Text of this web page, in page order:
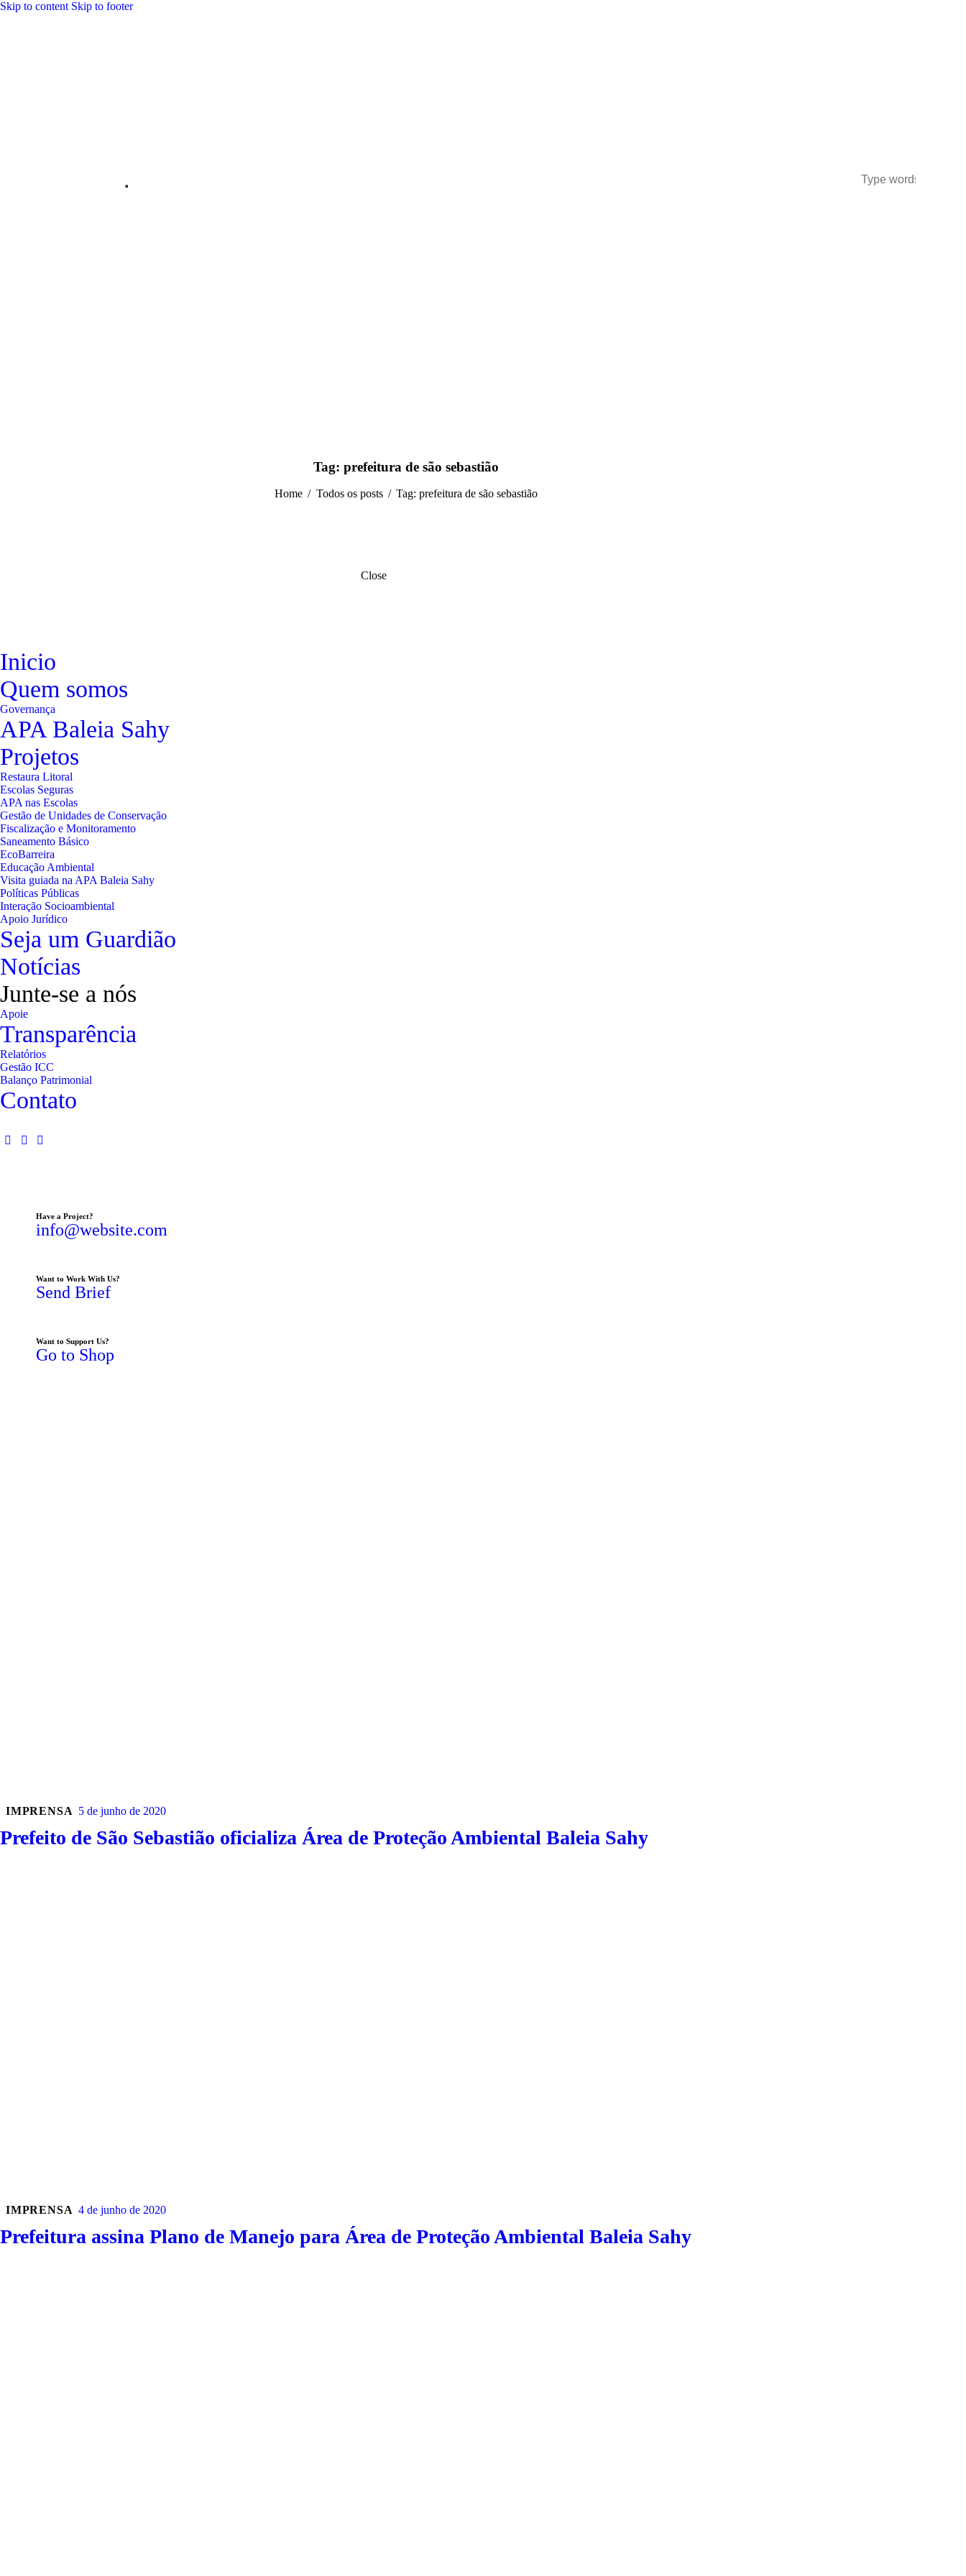
Skip to content Skip to footer
Tag: prefeitura de são sebastião
Home Todos os posts Tag: prefeitura de são sebastião
Close
Inicio
Quem somos
Governança
APA Baleia Sahy
Projetos
Restaura Litoral
Escolas Seguras
APA nas Escolas
Gestão de Unidades de Conservação
Fiscalização e Monitoramento
Saneamento Básico
EcoBarreira
Educação Ambiental
Visita guiada na APA Baleia Sahy
Políticas Públicas
Interação Socioambiental
Apoio Jurídico
Seja um Guardião
Notícias
Junte-se a nós
Apoie
Transparência
Relatórios
Gestão ICC
Balanço Patrimonial
Contato
Have a Project?
info@website.com
Want to Work With Us?
Send Brief
Want to Support Us?
Go to Shop
IMPRENSA 5 de junho de 2020
Prefeito de São Sebastião oficializa Área de Proteção Ambiental Baleia Sahy
IMPRENSA 4 de junho de 2020
Prefeitura assina Plano de Manejo para Área de Proteção Ambiental Baleia Sahy